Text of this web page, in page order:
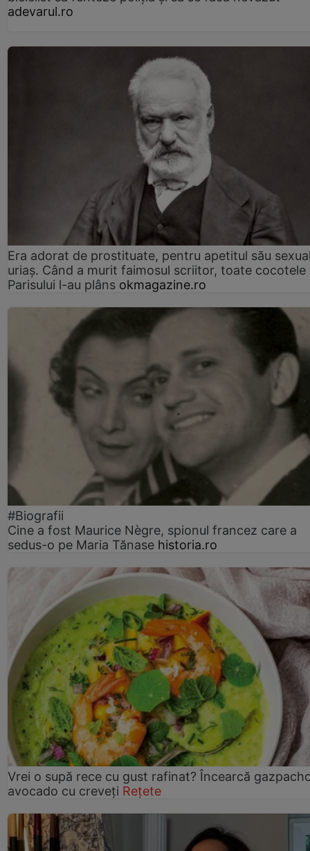
adevarul.ro
Era adorat de prostituate, pentru apetitul său
uriaș. Când a murit faimosul scriitor, toate cocotele
Parisului l-au plâns okmagazine.ro
#Biografii
Cine a fost Maurice Nègre, spionul francez care a
sedus-o pe Maria Tănase historia.ro
Vrei o supă rece cu gust rafinat? Încearcă
avocado cu creveți Rețete